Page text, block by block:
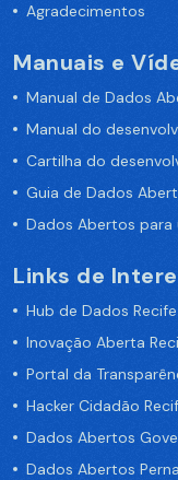
Agradecimentos
Manuais e
Manual de Dados
Manual do
Cartilha do
Guia de Dados
Dados Abertos
Links de
Hub de Dados Recife
Inovação Aberta
Portal da
Hacker Cidadão
Dados Abertos
Dados Abertos